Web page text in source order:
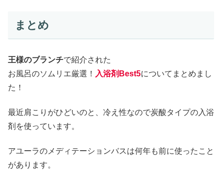
まとめ
王様のブランチで紹介された
お風呂のソムリエ厳選！ 入浴剤Best5についてまとめまし
た！
最近肩こりがひどいのと、冷え性なので炭酸タイプの入浴
剤を使っています。
アユーラのメディテーションバスは何年も前に使ったこと
があります。